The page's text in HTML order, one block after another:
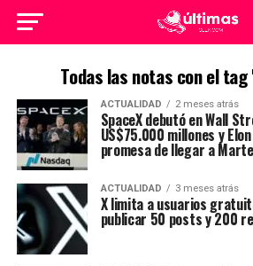
Todas las notas con el tag
ACTUALIDAD 2 meses atrás
SpaceX debutó en Wall
US$75.000 millones y
promesa de llegar a Marte
ACTUALIDAD 3 meses atrás
X limita a usuarios
publicar 50 posts y 200